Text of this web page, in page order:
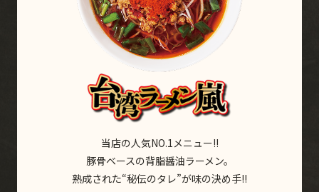
当店の人気NO.1メニュー!!
豚骨ベースの背脂醤油ラーメン。
熟成された“秘伝のタレ”が味の決め手!!